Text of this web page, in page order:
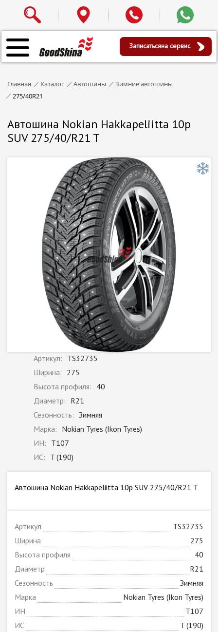
Записатьсяна сервис
Главная Каталог Автошины
Зимние автошины
275/40R21
Автошина Nokian Hakkapeliitta 10p
SUV 275/40/R21 T
Артикул: TS32735
Ширина: 275
Высота профиля: 40
Диаметр: R21
Сезонность: Зимняя
Марка: Nokian Tyres (Ikon Tyres)
ИН: T107
ИС: T (190)
Автошина Nokian Hakkapeliitta 10p SUV 275/40/R21 T
Артикул
TS32735
Ширина
275
Высота профиля
40
Диаметр
R21
Сезонность
Зимняя
Марка
Nokian Tyres (Ikon Tyres)
ИН
T107
ИС
T (190)